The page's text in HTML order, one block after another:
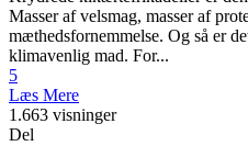
Masser af velsmag, masser af
mæthedsfornemmelse. Og så er
klimavenlig mad. For...
5
Læs Mere
1.663 visninger
Del